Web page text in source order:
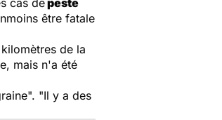
cas depeste
être fatale
de la
mais n'a été
"Il y a des